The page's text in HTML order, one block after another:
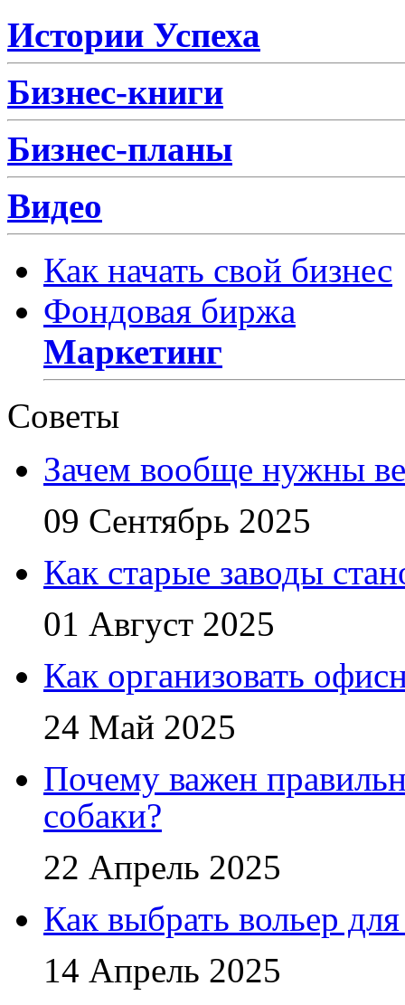
Истории Успеха
Бизнес-книги
Бизнес-планы
Видео
Как начать свой бизнес
Фондовая биржа
Маркетинг
Советы
Зачем вообще нужны
09 Сентябрь 2025
Как старые заводы
01 Август 2025
Как организовать
24 Май 2025
Почему важен
собаки?
22 Апрель 2025
Как выбрать вольер
14 Апрель 2025